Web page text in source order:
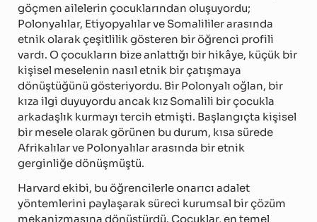
göçmen ailelerin çocuklarından oluşuyordu;
Polonyalılar, Etiyopyalılar ve Somalililer arasında
etnik olarak çeşitlilik gösteren bir öğrenci profili
vardı. O çocukların bize anlattığı bir hikâye, küçük bir
kişisel meselenin nasıl etnik bir çatışmaya
dönüştüğünü gösteriyordu. Bir Polonyalı oğlan, bir
kıza ilgi duyuyordu ancak kız Somalili bir çocukla
arkadaşlık kurmayı tercih etmişti. Başlangıçta kişisel
bir mesele olarak görünen bu durum, kısa sürede
Afrikalılar ve Polonyalılar arasında bir etnik
gerginliğe dönüşmüştü.
Harvard ekibi, bu öğrencilerle onarıcı adalet
yöntemlerini paylaşarak süreci kurumsal bir çözüm
mekanizmasına dönüştürdü. Çocuklar, en temel